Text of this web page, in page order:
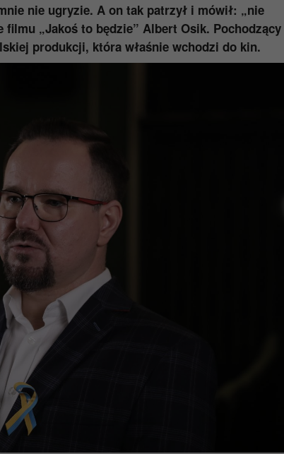
nie ugryzie. A on tak patrzył i mówił: „nie
„Jakoś to będzie” Albert Osik. Pochodzący
produkcji, która właśnie wchodzi do kin.